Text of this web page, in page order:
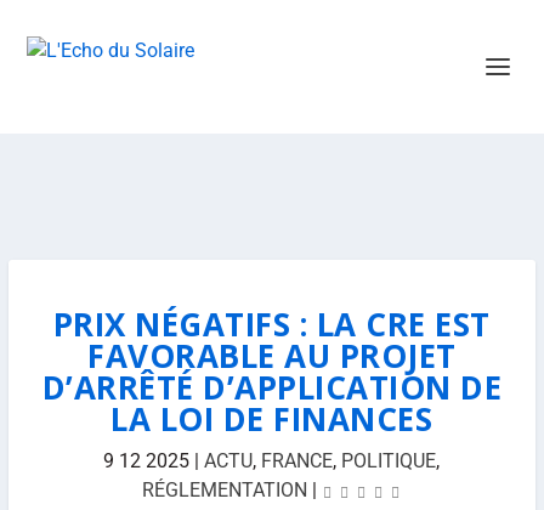
PRIX NÉGATIFS : LA CRE EST
FAVORABLE AU PROJET
D’ARRÊTÉ D’APPLICATION DE
LA LOI DE FINANCES
9 12 2025 |ACTU, FRANCE, POLITIQUE,
RÉGLEMENTATION |